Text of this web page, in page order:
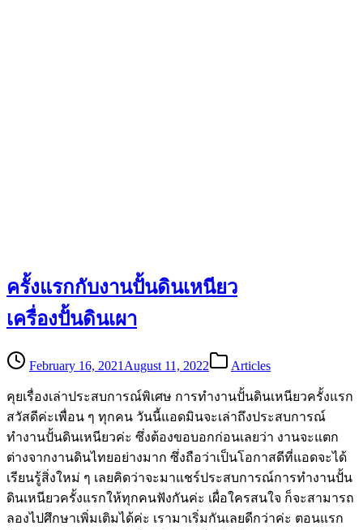
ครั้งแรกกับงานปั้นดินเหนียว
เครื่องปั้นดินเผา
February 16, 2021 August 11, 2022 Articles
คุยเรื่องเล่าประสบการณ์พิเศษ การทำงานปั้นดินเหนียวครั้งแรก
สวัสดีค่ะเพื่อน ๆ ทุกคน วันนี้แอดมินจะเล่าถึงประสบการณ์
ทำงานปั้นดินเหนียวค่ะ ซึ่งต้องขอบอกก่อนเลยว่า งานจะแตก
ต่างจากงานดินไทยอย่างมาก ซึ่งถือว่าเป็นโอกาสดีที่แอดจะได้
เรียนรู้สิ่งใหม่ ๆ เลยคิดว่าจะมาแชร์ประสบการณ์การทำงานปั้น
ดินเหนียวครั้งแรกให้ทุกคนฟังกันค่ะ เผื่อใครสนใจ ก็จะสามารถ
ลองไปศึกษาเพิ่มเติมได้ค่ะ เรามาเริ่มกันเลยดีกว่าค่ะ ตอนแรก